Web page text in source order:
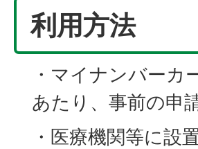
利用方法
・マイナンバーカ
あたり、事前の申
・医療機関等に設